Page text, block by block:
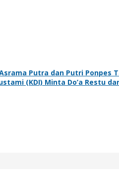
Putra dan Putri Ponpes
(KDI) Minta Do’a Restu